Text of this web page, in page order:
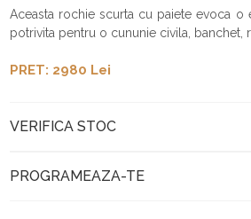
Aceasta rochie scurta cu paiete evoca o
potrivita pentru o cununie civila, banchet,
PRET: 2980 Lei
VERIFICA STOC
PROGRAMEAZA-TE